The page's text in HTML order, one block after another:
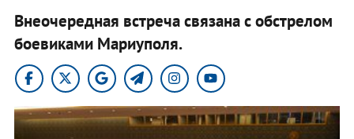
Внеочередная встреча связана с обстрелом
боевиками Мариуполя.